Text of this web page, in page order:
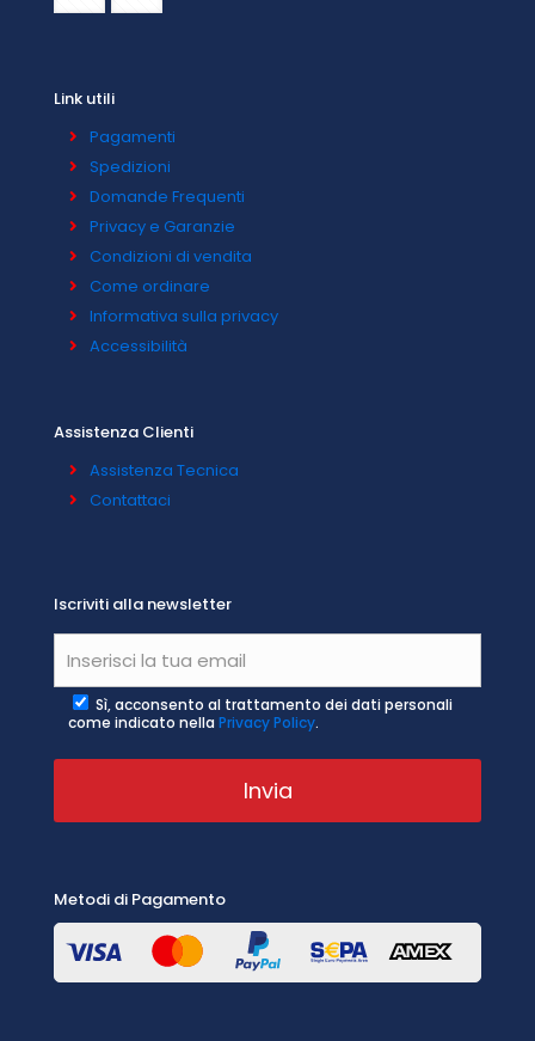
Link utili
Pagamenti
Spedizioni
Domande Frequenti
Privacy e Garanzie
Condizioni di vendita
Come ordinare
Informativa sulla privacy
Accessibilità
Assistenza Clienti
Assistenza Tecnica
Contattaci
Iscriviti alla newsletter
Sì, acconsento al trattamento dei dati personali
come indicato nella Privacy Policy.
Metodi di Pagamento